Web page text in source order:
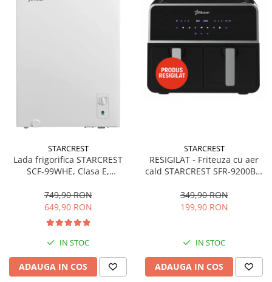
STARCREST
Lada frigorifica STARCREST
SCF-99WHE, Clasa E,
convertibil - functie frigider,
Termostat reglabil, Alb
749,90 RON
649,90 RON
IN STOC
ADAUGA IN COS
STARCREST
RESIGILAT - Friteuza cu aer
cald STARCREST SFR-9200BK,
Termostat 80 - 200 °C, 8
programe predefinite, Negru
349,90 RON
199,90 RON
IN STOC
ADAUGA IN COS